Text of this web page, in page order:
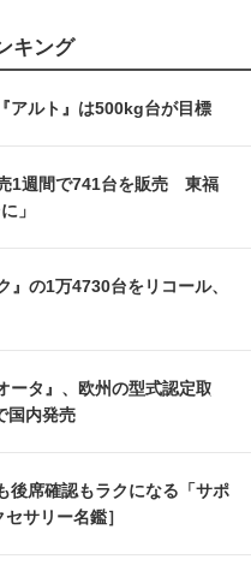
キング
アルト』は500kg台が目標
1週間で741台を販売 東福
」
の1万4730台をリコール、
ータ』、欧州の型式認定取
国内発売
後席確認もラクになる「サポ
サリー名鑑］